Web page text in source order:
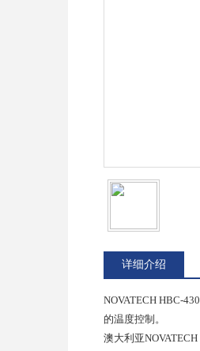
详细介绍
NOVATECH HBC-
的温度控制。
澳大利亚NOVATECH